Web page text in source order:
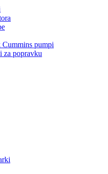
pumpi
za popravku